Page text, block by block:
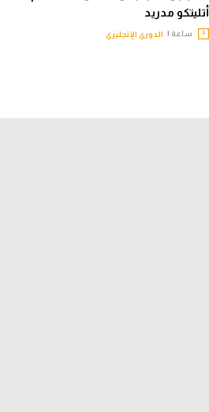
أتليتكو مدريد
ساعة | الدوري الإنجليزي